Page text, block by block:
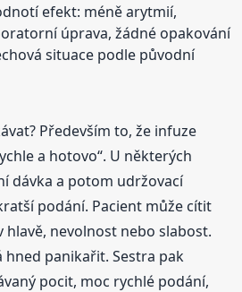
efekt: méně arytmií,
úprava, žádné opakování
situace podle původní
Především to, že infuze
a hotovo“. U některých
dávka a potom udržovací
podání. Pacient může cítit
nevolnost nebo slabost.
hned panikařit. Sestra pak
pocit, moc rychlé podání,